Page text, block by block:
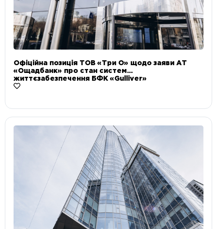
Офіційна позиція ТОВ «Три О» щодо заяви АТ
«Ощадбанк» про стан систем
життєзабезпечення БФК «Gulliver»